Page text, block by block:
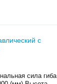
с
сила гиба